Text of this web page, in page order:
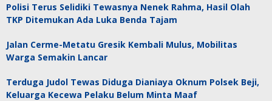
Polisi Terus Selidiki Tewasnya Nenek Rahma, Hasil Olah
TKP Ditemukan Ada Luka Benda Tajam
Jalan Cerme-Metatu Gresik Kembali Mulus, Mobilitas
Warga Semakin Lancar
Terduga Judol Tewas Diduga Dianiaya Oknum Polsek Beji,
Keluarga Kecewa Pelaku Belum Minta Maaf